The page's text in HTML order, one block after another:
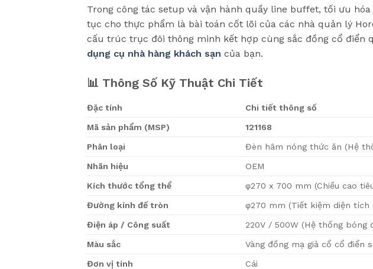
Trong công tác setup và vận hành quầy line buffet, tối ưu
tục cho thực phẩm là bài toán cốt lõi của các nhà quản lý
cấu trúc trục đôi thông minh kết hợp cùng sắc đồng cổ điển
dụng cụ nhà hàng khách sạn của bạn.
📊 Thông Số Kỹ Thuật Chi Tiết
Đặc tính Chi tiết thông số
Mã sản phẩm (MSP) 121168
Phân loại Đèn hâm nóng thức ăn (Hệ
Nhãn hiệu OEM
Kích thước tổng thể φ270 x 700 mm (Chiều cao
Đường kính đế tròn φ270 mm (Tiết kiệm diện
Điện áp / Công suất 220V / 500W (Hệ thống bóng
Màu sắc Vàng đồng mạ giả cổ cổ điển
Đơn vị tính Cái